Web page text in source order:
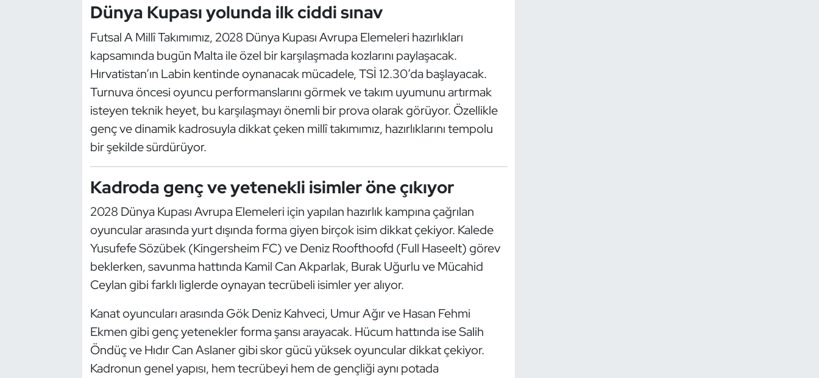
Dünya Kupası yolunda ilk ciddi sınav
Futsal A Millî Takımımız, 2028 Dünya Kupası Avrupa Elemeleri hazırlıkları
kapsamında bugün Malta ile özel bir karşılaşmada kozlarını paylaşacak.
Hırvatistan’ın Labin kentinde oynanacak mücadele, TSİ 12.30’da başlayacak.
Turnuva öncesi oyuncu performanslarını görmek ve takım uyumunu artırmak
isteyen teknik heyet, bu karşılaşmayı önemli bir prova olarak görüyor. Özellikle
genç ve dinamik kadrosuyla dikkat çeken millî takımımız, hazırlıklarını tempolu
bir şekilde sürdürüyor.
Kadroda genç ve yetenekli isimler öne çıkıyor
2028 Dünya Kupası Avrupa Elemeleri için yapılan hazırlık kampına çağrılan
oyuncular arasında yurt dışında forma giyen birçok isim dikkat çekiyor. Kalede
Yusufefe Sözübek (Kingersheim FC) ve Deniz Roofthoofd (Full Haseelt) görev
beklerken, savunma hattında Kamil Can Akparlak, Burak Uğurlu ve Mücahid
Ceylan gibi farklı liglerde oynayan tecrübeli isimler yer alıyor.
Kanat oyuncuları arasında Gök Deniz Kahveci, Umur Ağır ve Hasan Fehmi
Ekmen gibi genç yetenekler forma şansı arayacak. Hücum hattında ise Salih
Öndüç ve Hıdır Can Aslaner gibi skor gücü yüksek oyuncular dikkat çekiyor.
Kadronun genel yapısı, hem tecrübeyi hem de gençliği aynı potada
Hava Sporları
İşitme Engelli Sporcular
Judo ve Kuraş
Kano ve Rafting